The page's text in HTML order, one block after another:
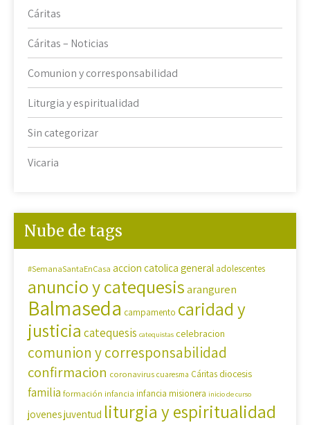
Cáritas
Cáritas – Noticias
Comunion y corresponsabilidad
Liturgia y espiritualidad
Sin categorizar
Vicaria
Nube de tags
#SemanaSantaEnCasa accion catolica general adolescentes
anuncio y catequesisaranguren
Balmaseda campamento caridad y
justicia catequesis catequistas celebracion
comunion y corresponsabilidad
confirmacion coronavirus cuaresma Cáritas diocesis
familia formación infancia infancia misionera inicio de curso
jovenesjuventud liturgia y espiritualidad